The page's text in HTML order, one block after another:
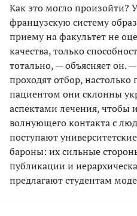
Как это могло произойти?
французскую систему
приему на факультет не
качества, только
тотально, — объясняет он.
проходят отбор,
пациентом они склонны
аспектами лечения, чтобы
волнующего контакта с
поступают
бароны: их сильные
публикации и
предлагают студентам